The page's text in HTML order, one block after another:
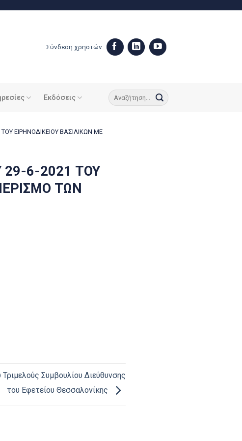
Σύνδεση χρηστών
Εκδόσεις
ΕΙΡΗΝΟΔΙΚΕΙΟΥ ΒΑΣΙΛΙΚΩΝ ΜΕ
29-6-2021 ΤΟΥ
ΤΩΝ
Συμβουλίου Διεύθυνσης
του Εφετείου Θεσσαλονίκης